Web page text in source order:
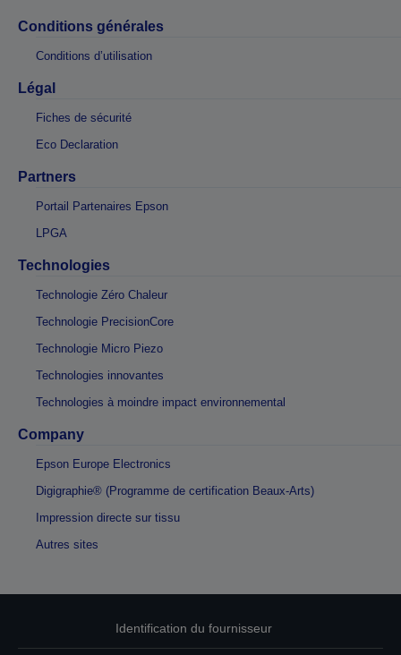
Conditions générales
Conditions d’utilisation
Légal
Fiches de sécurité
Eco Declaration
Partners
Portail Partenaires Epson
LPGA
Technologies
Technologie Zéro Chaleur
Technologie PrecisionCore
Technologie Micro Piezo
Technologies innovantes
Technologies à moindre impact environnemental
Company
Epson Europe Electronics
Digigraphie® (Programme de certification Beaux-Arts)
Impression directe sur tissu
Autres sites
Identification du fournisseur